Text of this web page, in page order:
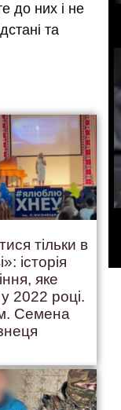
до них і не
та
тільки в
історія
яке
2022 році.
Семена